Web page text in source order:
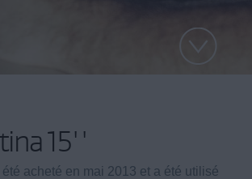
15''
été acheté en mai 2013 et a été utilisé